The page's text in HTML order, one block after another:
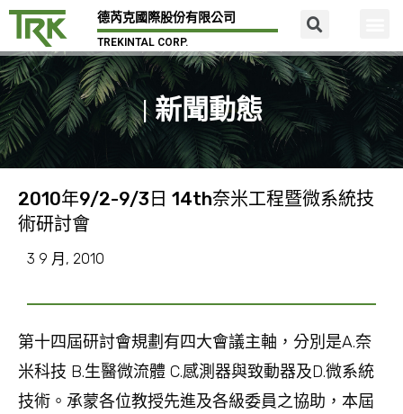
德芮克國際股份有限公司
TREKINTAL CORP.
| 新聞動態
2010年9/2-9/3日 14th奈米工程暨微系統技
術研討會
3 9 月, 2010
第十四屆研討會規劃有四大會議主軸，分別是A.奈
米科技 B.生醫微流體 C.感測器與致動器及D.微系統
技術。承蒙各位教授先進及各級委員之協助，本屆